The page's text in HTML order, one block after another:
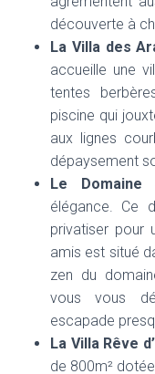
découverte à
La Villa des
accueille une
tentes
piscine qui
aux lignes
dépaysement
Le Domaine
élégance. Ce
privatiser pour
amis est situé
zen du
vous vous
escapade
La Villa Rêve
de 800m²